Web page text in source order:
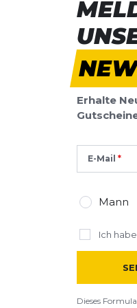
Erhalte
E-Mail
Mann
Ich
Dieses